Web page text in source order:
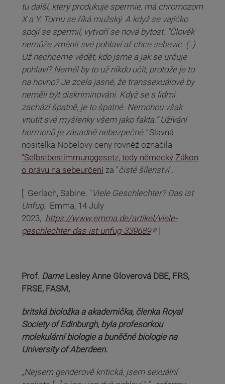
tu další, který produkuje spermie, má chromozom
X a Y. Tomu se říká mužský. A když se vajíčko
spojí se spermií, vytvoří se nová bytost. "Člověk
nemůže změnit své pohlaví ať chce sebevíc. (..)
Už nechceme vědět, kdo jsme a jak se určuje
pohlaví? Neměl by to už nikdo učit, protože je to
na hovno? Je zcela jasné, že transsexuálové by
neměli být diskriminováni. Když se s lidmi
zachází špatně, je to špatné. Nemohou však
vnutit své myšlenky všem jako fakta.“ Užívání
hormonů je zásadně nebezpečné."Slavná
nositelka Nobelovy ceny rovněž označila
"Selbstbestimmunggesetz, tedy německý Zákon
o právu na sebeurčení za "čisté šílenství".
[ Gerlach, Sabine. " Viele Geschlechter? Das ist
Unfug." Emma, 14 July
2023, https://www.emma.de/artikel/viele-
geschlechter-das-ist-unfug-339689
(odkaz je externí) ]
Prof. DameLesley Anne Gloverová DBE, FRS,
FRSE, FASM,
britská bioložka a akademička, členka Royal
Society of Edinburgh, byla profesorkou
molekulární biologie a buněčné biologie na
University of Aberdeen.
„Nejsem genderově kritická, jsem sexuální